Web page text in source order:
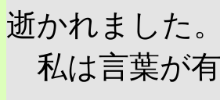
逝かれました。
私は言葉が